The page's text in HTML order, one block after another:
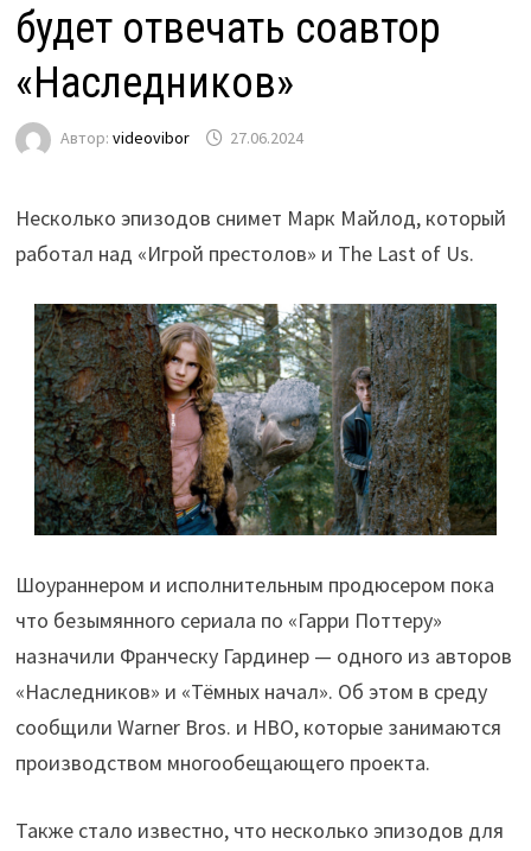
будет отвечать соавтор
«Наследников»
Автор: videovibor 27.06.2024
Несколько эпизодов снимет Марк Майлод, который
работал над «Игрой престолов» и The Last of Us.
Шоураннером и исполнительным продюсером пока
что безымянного сериала по «Гарри Поттеру»
назначили Франческу Гардинер — одного из авторов
«Наследников» и «Тёмных начал». Об этом в среду
сообщили Warner Bros. и HBO, которые занимаются
производством многообещающего проекта.
Также стало известно, что несколько эпизодов для